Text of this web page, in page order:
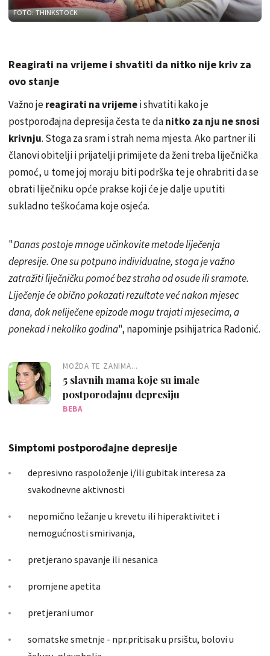
FOTO: THINKSTOCK
Reagirati na vrijeme i shvatiti da nitko nije kriv za
ovo stanje
Važno jereagirati na vrijemei shvatiti kako je
postporođajna depresija česta te danitko za nju ne snosi
krivnju. Stoga za sram i strah nema mjesta. Ako partner ili
članovi obitelji i prijatelji primijete da ženi treba liječnička
pomoć, u tome joj moraju biti podrška te je ohrabriti da se
obrati liječniku opće prakse koji će je dalje uputiti
sukladno teškoćama koje osjeća.
"Danas postoje mnoge učinkovite metode liječenja
depresije. One su potpuno individualne, stoga je važno
zatražiti liječničku pomoć bez straha od osude ili sramote.
Liječenje će obično pokazati rezultate već nakon mjesec
dana, dok neliječene epizode mogu trajati mjesecima, a
ponekad i nekoliko godina", napominje psihijatrica Radonić.
MOŽDA TE ZANIMA...
5 slavnih mama koje su imale
postporođajnu depresiju
BEBA
Simptomi postporođajne depresije
depresivno raspoloženje i/ili gubitak interesa za
svakodnevne aktivnosti
nepomično ležanje u krevetu ili hiperaktivitet i
nemogućnosti smirivanja,
pretjerano spavanje ili nesanica
promjene apetita
pretjerani umor
somatske smetnje - npr.pritisak u prsištu, bolovi u